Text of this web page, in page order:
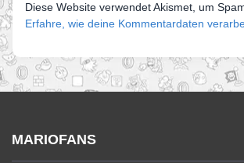
Diese Website verwendet Akismet, um
Erfahre, wie deine Kommentardaten
MARIOFANS